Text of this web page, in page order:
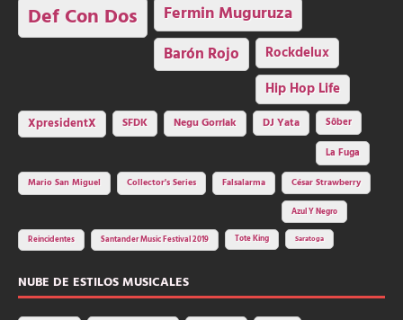
Def Con Dos Fermin Muguruza
Barón Rojo Rockdelux
Hip Hop Life
XpresidentX SFDK Negu Gorriak DJ Yata
Sôber
La Fuga
Mario San Miguel
Collector's Series Falsalarma César Strawberry
Azul Y Negro
Reincidentes Santander Music Festival 2019 Tote King Saratoga
NUBE DE ESTILOS MUSICALES